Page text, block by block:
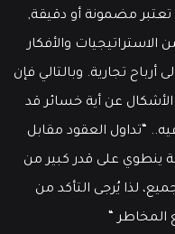
تعتبر مضمونة أو دقيقة,
الاستراتيجيات والأفكار
تجارية. وبالتالي فإن
عن أية خسائر قد
“تداول العقود مقابل
ينطوي على قدر كبير من
لذا يُرجى التأكد من
“